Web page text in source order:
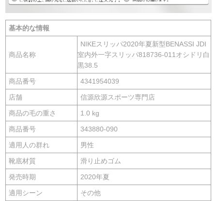
基本的な情報
商品名称
NIKEスリッパ2020年夏新型BENASSI JDI
室内外一字スリッパ818736-011オシドリ白
黒38.5
商品番号 4341954039
店舗 信源欣源スポーツ専門店
商品の毛の重さ 1.0 kg
商品番号 343880-090
適用人の群れ 男性
靴底材質 滑り止めゴム
発売時期 2020年夏
適用シーン その他